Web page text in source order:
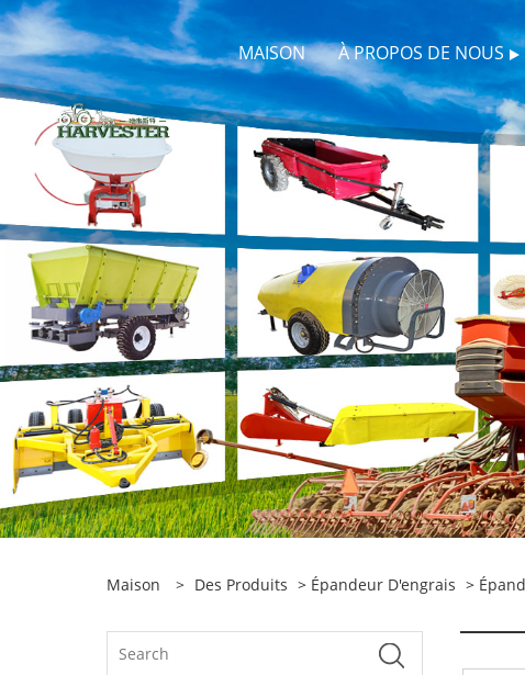
MAISON À PROPOS DE NOUS
Maison > Des Produits > Épandeur D'engrais >